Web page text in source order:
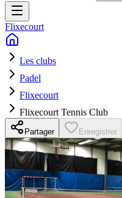
Flixecourt
Les clubs
Padel
Flixecourt
Flixecourt Tennis Club
Partager Enregistrer